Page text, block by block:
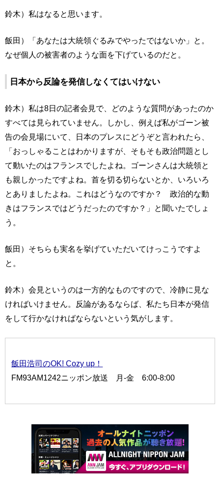
鈴木）私はなると思います。
飯田）「あなたは大統領ぐるみでやったではないか」と。
なぜ個人の被害者のような面を下げているのだと。
日本から反論を発信しなくてはいけない
鈴木）私は8日の記者会見で、どのような質問があったのか
すべては見られていません。しかし、例えば私がゴーン被
告の会見場にいて、日本のプレスにどうぞと言われたら、
「おっしゃることはわかりますが、そもそも政治問題とし
て動いたのはフランスでしたよね。ゴーンさんは大統領と
も親しかったですよね。首を切る切らないとか、いろいろ
とありましたよね。これはどうなのですか？ 政治的な動
きはフランスではどうだったのですか？」と聞いたでしょ
う。
飯田）そちらも実名を挙げていただいてけっこうですよ
と。
鈴木）会見というのは一方的なものですので、冷静に見な
ければいけません。反論があるならば、私たち日本が発信
をして行かなければならないという気がします。
飯田浩司のOK! Cozy up！
FM93AM1242ニッポン放送 月-金 6:00-8:00